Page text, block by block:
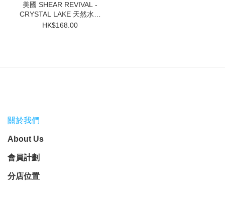
美國 SHEAR REVIVAL -
CRYSTAL LAKE 天然水基
髮油 3.4oz
HK$168.00
關於我們
About Us
會員計劃
分店位置